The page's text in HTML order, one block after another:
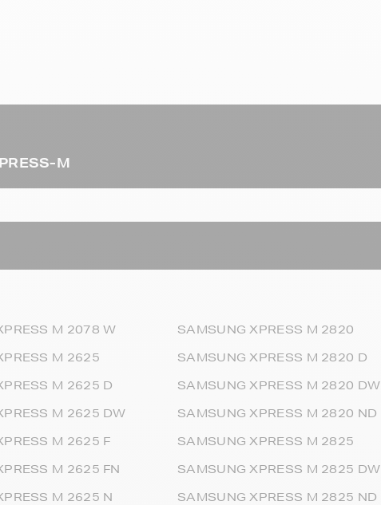
M
M 2078 W
M 2625
M 2625 D
M 2625 DW
M 2625 F
M 2625 FN
M 2625 N
SAMSUNG XPRESS M 2820
SAMSUNG XPRESS M 2820 D
SAMSUNG XPRESS M 2820 DW
SAMSUNG XPRESS M 2820 ND
SAMSUNG XPRESS M 2825
SAMSUNG XPRESS M 2825 DW
SAMSUNG XPRESS M 2825 ND